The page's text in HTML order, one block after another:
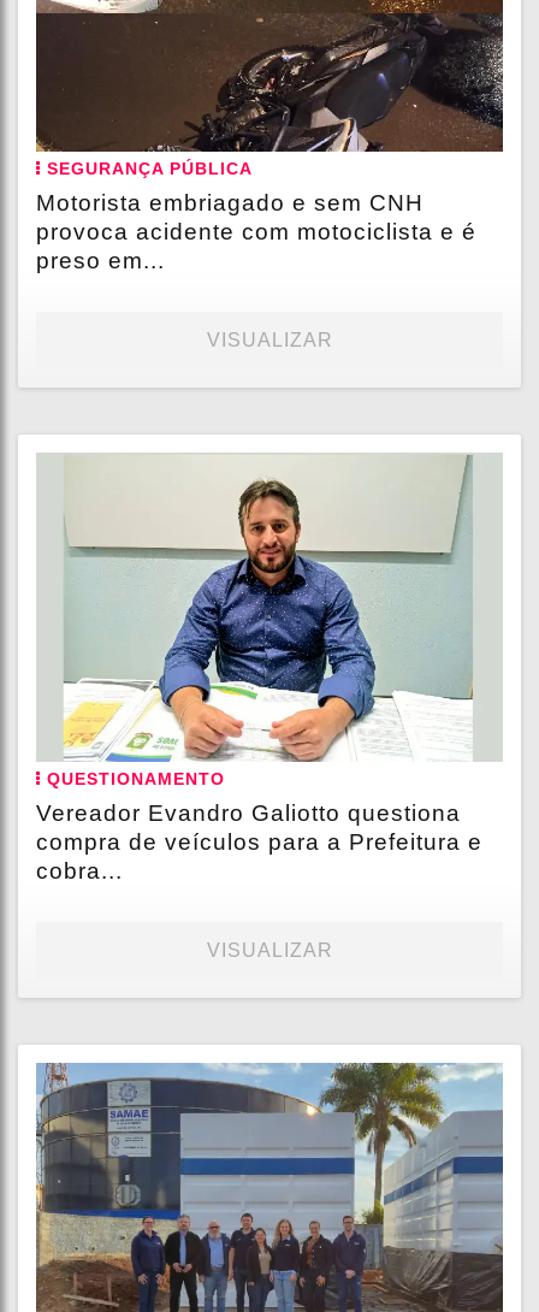
SEGURANÇA PÚBLICA
Motorista embriagado e sem CNH
provoca acidente com motociclista e é
preso em...
VISUALIZAR
QUESTIONAMENTO
Vereador Evandro Galiotto questiona
compra de veículos para a Prefeitura e
cobra...
VISUALIZAR